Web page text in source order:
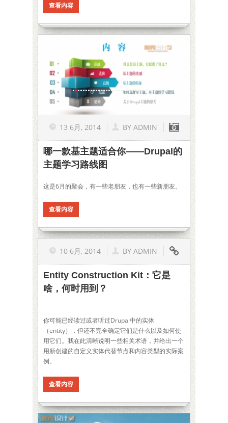
查看内容
456 78910111213
14
1516 1920
21222324252627
282930313233
13 6月, 2014 BY ADMIN
哪一款基主题适合你——Drupal的
主题学习路线图
这是6月的聚会，有一些老朋友，也有一些新朋友。
查看内容
10 6月, 2014 BY ADMIN
Entity Construction Kit：它是
啥，何时用到？
你可能已经读过或者听过Drupal中的实体
（entity），但还不完全确定它们是什么以及如何使
用它们。我在此清晰说明一些相关术语，并给出一个
用新创建的自定义实体代替节点和内容类型的实际案
例。
查看内容